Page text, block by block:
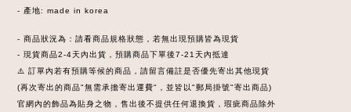
- 產地: made in korea
- 商品狀況為：請看商品規格狀態，若無出現預購皆為現貨
- 現貨商品2-4天內出貨，預購商品下單後7-21天內抵達
⚠️ 訂單內若有預購等候的商品，請留言備註是否優先寄出其他現貨
(再次寄出的商品"無需承擔寄出運費"，並皆以"郵局掛號"寄出商品)
官網內的飾品為貼身之物，售出後不提供任何退換貨，瑕疵商品除外